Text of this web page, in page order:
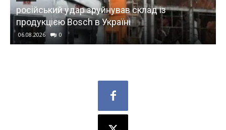
російський удар зруйнував склад із
продукцією Bosch в Україні
06.08.2026 0